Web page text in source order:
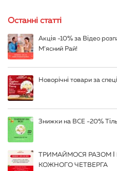
Останні статті
Акція -10% за Відео
М’ясний Рай!
Новорічні товари за
Знижки на ВСЕ -20%
ТРИМАЙМОСЯ РАЗОМ
КОЖНОГО ЧЕТВЕРГА